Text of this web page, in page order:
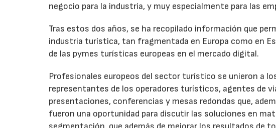
negocio para la industria, y muy especialmente para las
Tras estos dos años, se ha recopilado información que
industria turística, tan fragmentada en Europa como en
de las pymes turísticas europeas en el mercado digital.
Profesionales europeos del sector turístico se unieron a
representantes de los operadores turísticos, agentes de
presentaciones, conferencias y mesas redondas que,
fueron una oportunidad para discutir las soluciones en